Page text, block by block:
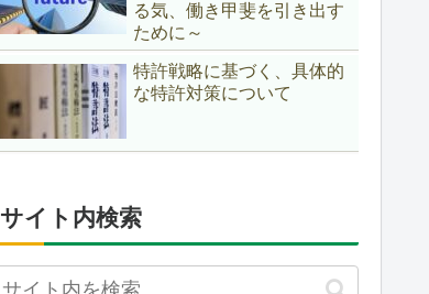
る気、働き甲斐を引き出す
ために～
特許戦略に基づく、具体的
な特許対策について
サイト内検索